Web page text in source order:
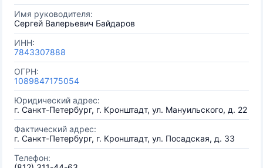
Имя руководителя:
Сергей Валерьевич Байдаров
ИНН:
7843307888
ОГРН:
1089847175054
Юридический адрес:
г. Санкт-Петербург, г. Кронштадт, ул. Мануильского, д. 22
Фактический адрес:
г. Санкт-Петербург, г. Кронштадт, ул. Посадская, д. 33
Телефон: